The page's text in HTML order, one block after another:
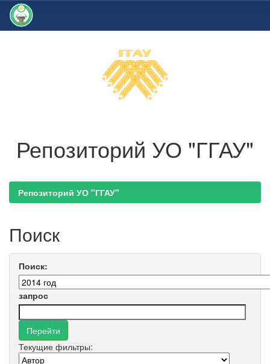
Репозиторий УО "ГГАУ"
Репозиторий УО "ГГАУ"
Поиск
Поиск:
запрос
Текущие фильтры: